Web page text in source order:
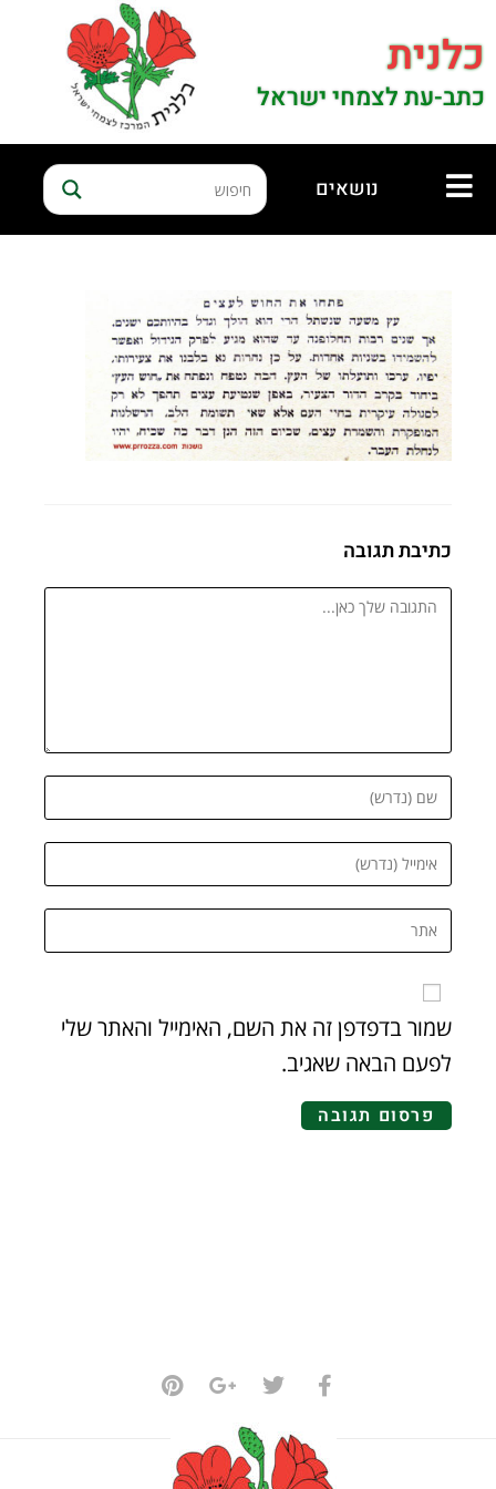
כלנית
כתב-עת לצמחי ישראל
נושאים
כתיבת תגובה
שמור בדפדפן זה את השם, האימייל והאתר שלי
לפעם הבאה שאגיב.